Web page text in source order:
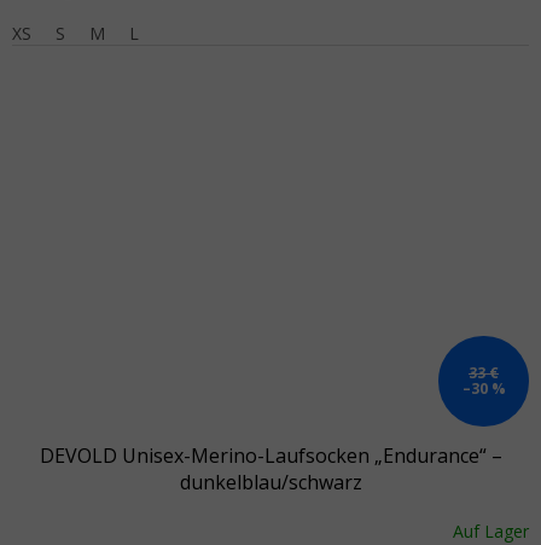
XS
S M L
33 €
–30 %
DEVOLD Unisex-Merino-Laufsocken „Endurance“ –
dunkelblau/schwarz
Auf Lager